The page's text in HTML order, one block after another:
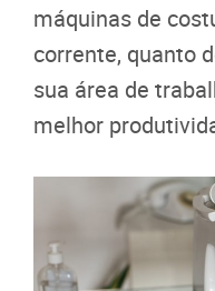
máquinas de
corrente, quanto
sua área de
melhor